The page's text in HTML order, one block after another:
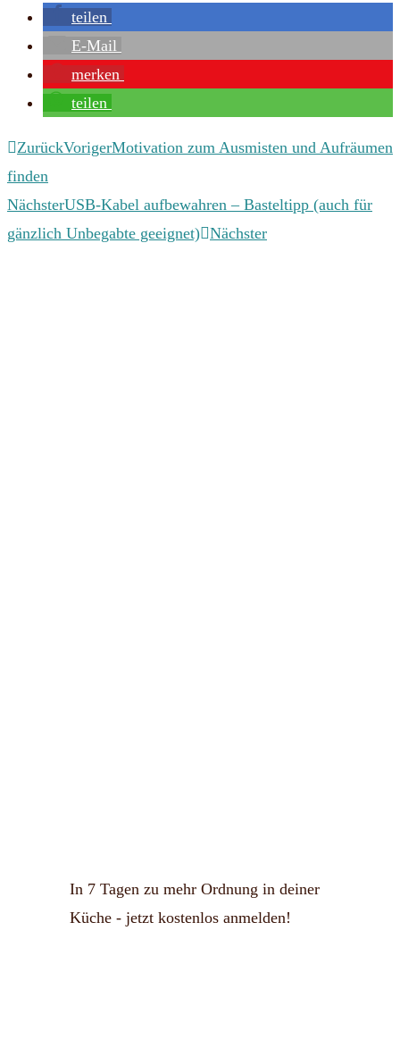
teilen
E-Mail
merken
teilen
ZurückVorigerMotivation zum Ausmisten und Aufräumen
finden
NächsterUSB-Kabel aufbewahren – Basteltipp (auch für
gänzlich Unbegabte geeignet) Nächster
In 7 Tagen zu mehr Ordnung in deiner
Küche - jetzt kostenlos anmelden!